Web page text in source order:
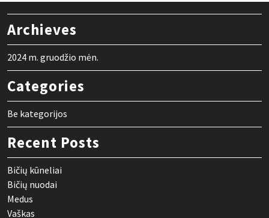
Archieves
2024 m. gruodžio mėn.
Categories
Be kategorijos
Recent Posts
Bičių kūneliai
Bičių nuodai
Medus
Vaškas